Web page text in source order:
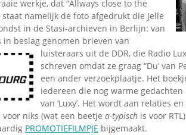
werkje, dat “Allways close to the
namelijk de foto afgedrukt die Jelle
in de Stasi-archieven in Berlijn: van
beslag genomen brieven van
luisteraars uit de DDR, die Radio
schreven omdat ze graag “Du’ van
een ander verzoekplaatje. Het
iedereen die nog warme
van ‘Luxy’. Het wordt aan relaties
niks (wat een beetje a-typisch is voor
PROMOTIEFILMPJE bijgemaakt.